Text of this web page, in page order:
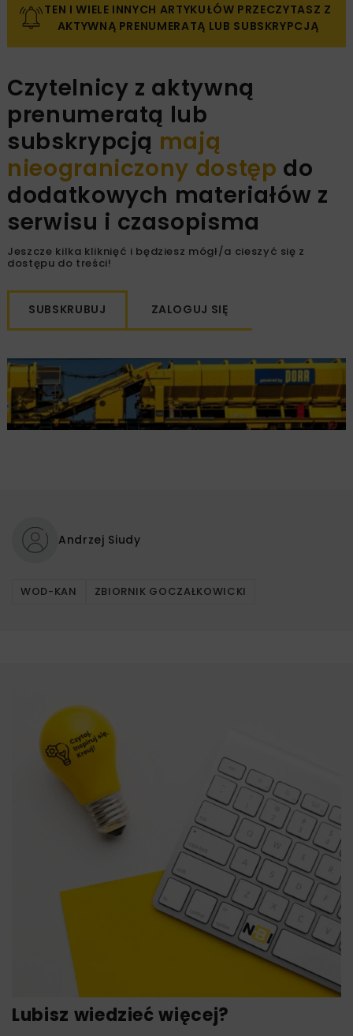
TEN I WIELE INNYCH ARTYKUŁÓW PRZECZYTASZ Z
AKTYWNĄ PRENUMERATĄ LUB SUBSKRYPCJĄ
Czytelnicy z aktywną
prenumeratą lub
subskrypcją mają
nieograniczony dostęp do
dodatkowych materiałów z
serwisu i czasopisma
Jeszcze kilka kliknięć i będziesz mógł/a cieszyć się z
dostępu do treści!
SUBSKRUBUJ ZALOGUJ SIĘ
Andrzej Siudy
WOD-KAN ZBIORNIK GOCZAŁKOWICKI
Lubisz wiedzieć więcej?